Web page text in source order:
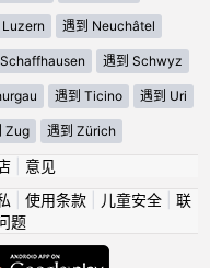
Luzern 遇到 Neuchâtel
遇到 Schwyz
遇到 Ticino 遇到 Uri
Zug 遇到 Zürich
| 意见
使用条款| 儿童安全| 联
题